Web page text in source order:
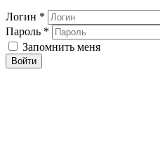
Логин *
Пароль *
Запомнить меня
Войти